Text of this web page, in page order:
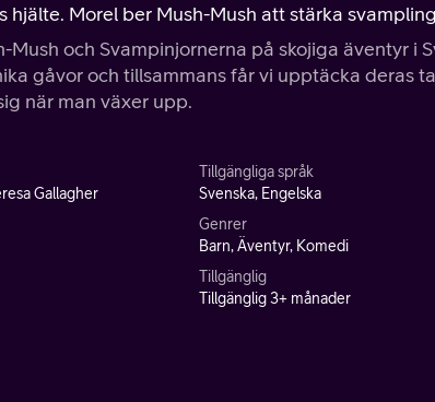
hjälte. Morel ber Mush-Mush att stärka
Mush och Svampinjornerna på skojiga äventyr i
gåvor och tillsammans får vi upptäcka deras
när man växer upp.
Gallagher
Tillgängliga språk
Svenska, Engelska
Genrer
Barn, Äventyr, Komedi
Tillgänglig
Tillgänglig 3+ månader